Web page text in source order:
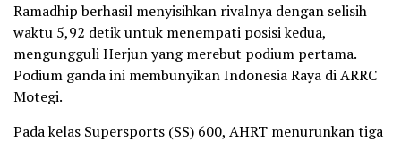
Ramadhip berhasil menyisihkan rivalnya dengan selisih
waktu 5,92 detik untuk menempati posisi kedua,
mengungguli Herjun yang merebut podium pertama.
Podium ganda ini membunyikan Indonesia Raya di ARRC
Motegi.
Pada kelas Supersports (SS) 600, AHRT menurunkan tiga